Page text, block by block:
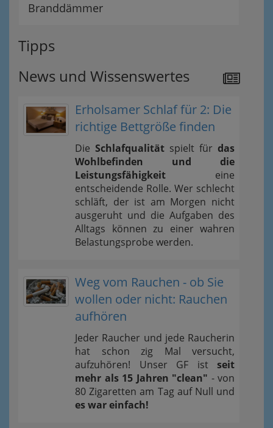
Branddämmer
Tipps
News und Wissenswertes
Erholsamer Schlaf für 2: Die
richtige Bettgröße finden
Die Schlafqualität spielt für das
Wohlbefinden und die
Leistungsfähigkeit eine
entscheidende Rolle. Wer schlecht
schläft, der ist am Morgen nicht
ausgeruht und die Aufgaben des
Alltags können zu einer wahren
Belastungsprobe werden.
Weg vom Rauchen - ob Sie
wollen oder nicht: Rauchen
aufhören
Jeder Raucher und jede Raucherin
hat schon zig Mal versucht,
aufzuhören! Unser GF ist seit
mehr als 15 Jahren "clean" - von
80 Zigaretten am Tag auf Null und
es war einfach!